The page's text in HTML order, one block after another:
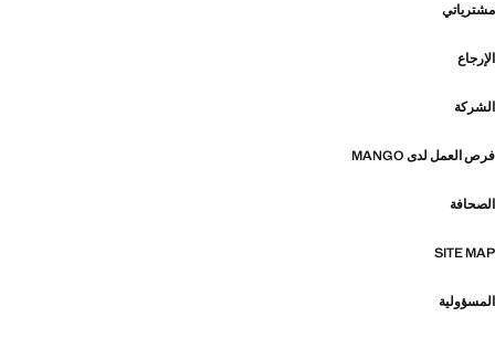
مشترياتي
الإرجاع
الشركة
فرص العمل لدى MANGO
الصحافة
SITE MAP
المسؤولية